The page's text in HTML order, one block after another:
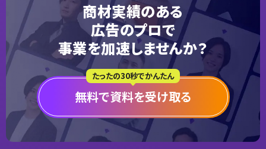
商材実績のある
広告のプロで
事業を加速しませんか？
たったの30秒でかんたん
無料で資料を受け取る